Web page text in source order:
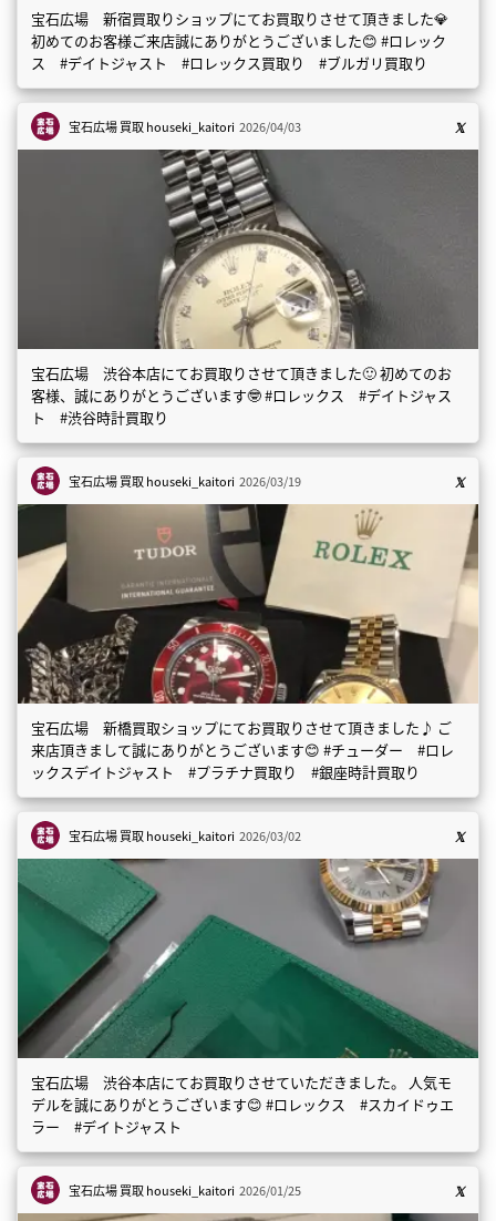
宝石広場 新宿買取りショップにてお買取りさせて頂きました💎
初めてのお客様ご来店誠にありがとうございました😊 #ロレック
ス #デイトジャスト #ロレックス買取り #ブルガリ買取り
宝石広場 買取houseki_kaitori 2026/04/03
宝石広場 渋谷本店にてお買取りさせて頂きました🙂 初めてのお
客様、誠にありがとうございます🤓 #ロレックス #デイトジャス
ト #渋谷時計買取り
宝石広場 買取houseki_kaitori 2026/03/19
宝石広場 新橋買取ショップにてお買取りさせて頂きました♪ ご
来店頂きまして誠にありがとうございます😊 #チューダー #ロレ
ックスデイトジャスト #プラチナ買取り #銀座時計買取り
宝石広場 買取houseki_kaitori 2026/03/02
宝石広場 渋谷本店にてお買取りさせていただきました。 人気モ
デルを誠にありがとうございます😊 #ロレックス #スカイドゥエ
ラー #デイトジャスト
宝石広場 買取houseki_kaitori 2026/01/25